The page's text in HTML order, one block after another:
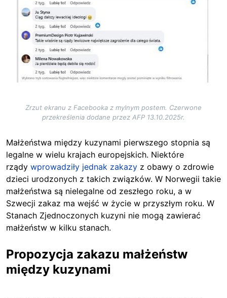
Zrzut ekranu z Facebooka z mylnym postem. Czerwone
przekreślenia dodane przez AFP 13.10.2025r.
Małżeństwa między kuzynami pierwszego stopnia są
legalne w wielu krajach europejskich. Niektóre
rządy wprowadziły jednak zakazy z obawy o zdrowie
dzieci urodzonych z takich związków. W Norwegii takie
małżeństwa są nielegalne od zeszłego roku, a w
Szwecji zakaz ma wejść w życie w przyszłym roku. W
Stanach Zjednoczonych kuzyni nie mogą zawierać
małżeństw w kilku stanach.
Propozycja zakazu małżeństw
między kuzynami